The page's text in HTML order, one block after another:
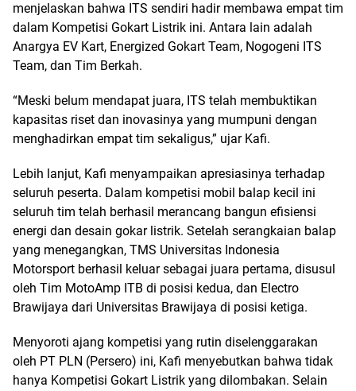
menjelaskan bahwa ITS sendiri hadir membawa empat tim
dalam Kompetisi Gokart Listrik ini. Antara lain adalah
Anargya EV Kart, Energized Gokart Team, Nogogeni ITS
Team, dan Tim Berkah.
“Meski belum mendapat juara, ITS telah membuktikan
kapasitas riset dan inovasinya yang mumpuni dengan
menghadirkan empat tim sekaligus,” ujar Kafi.
Lebih lanjut, Kafi menyampaikan apresiasinya terhadap
seluruh peserta. Dalam kompetisi mobil balap kecil ini
seluruh tim telah berhasil merancang bangun efisiensi
energi dan desain gokar listrik. Setelah serangkaian balap
yang menegangkan, TMS Universitas Indonesia
Motorsport berhasil keluar sebagai juara pertama, disusul
oleh Tim MotoAmp ITB di posisi kedua, dan Electro
Brawijaya dari Universitas Brawijaya di posisi ketiga.
Menyoroti ajang kompetisi yang rutin diselenggarakan
oleh PT PLN (Persero) ini, Kafi menyebutkan bahwa tidak
hanya Kompetisi Gokart Listrik yang dilombakan. Selain